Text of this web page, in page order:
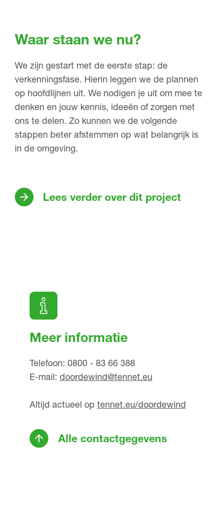
Alle contactgegevens
Telefoon: 0800 - 83 66 388
E-mail: doordewind@tennet.eu
Altijd actueel op tennet.eu/doordewind
Meer informatie
Lees verder over dit project
We zijn gestart met de eerste stap: de
verkenningsfase. Hierin leggen we de plannen
op hoofdlijnen uit. We nodigen je uit om mee te
denken en jouw kennis, ideeën of zorgen met
ons te delen. Zo kunnen we de volgende
stappen beter afstemmen op wat belangrijk is
in de omgeving.
Waar staan we nu?